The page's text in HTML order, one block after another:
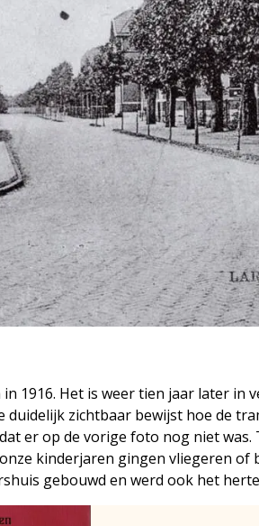
1916. Het is weer tien jaar later in
duidelijk zichtbaar bewijst hoe de
er op de vorige foto nog niet
kinderjaren gingen vliegeren
gebouwd en werd ook het